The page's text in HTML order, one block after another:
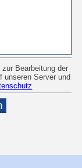
Bearbeitung der
unseren Server und